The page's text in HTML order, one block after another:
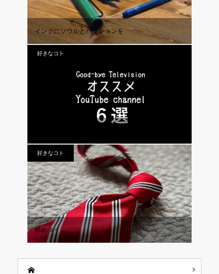
インクにソウルとパッションを
好きなコト
好きなコト
締めタイ